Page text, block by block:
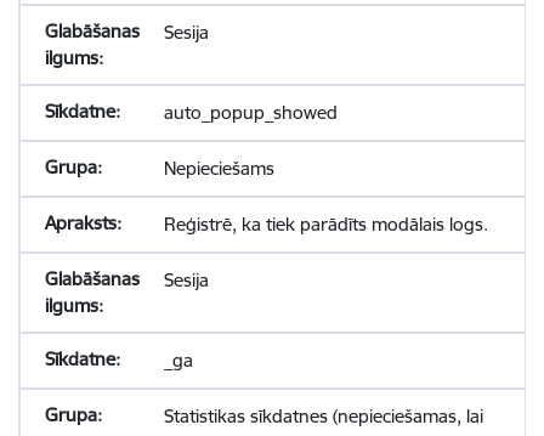
Sesija
auto_popup_showed
Nepieciešams
Reģistrē, ka tiek parādīts modālais logs.
Sesija
_ga
Statistikas sīkdatnes (nepieciešamas, lai